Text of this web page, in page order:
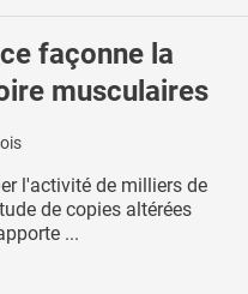
façonne la
musculaires
l'activité de milliers de
de copies altérées
...